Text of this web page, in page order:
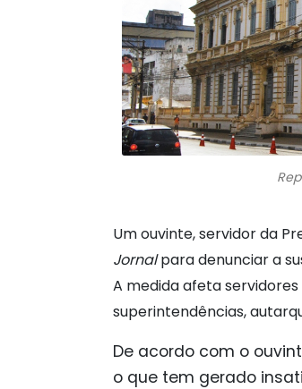
Um ouvinte, servidor da
Jornalpara denunciar a
A medida afeta
superintendências,
De acordo com o
o que tem gerado